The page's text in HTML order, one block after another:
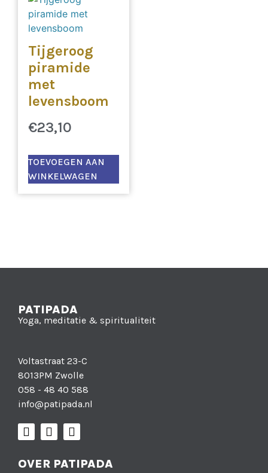
Tijgeroog
piramide
met
levensboom
€23,10
TOEVOEGEN AAN
WINKELWAGEN
PATIPADA
Yoga, meditatie & spiritualiteit
Voltastraat 23-C
8013PM Zwolle
058 - 48 40 588
info@patipada.nl
OVER PATIPADA